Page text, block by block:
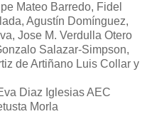
Mateo Barredo, Fidel
Agustín Domínguez,
Jose M. Verdulla Otero
Salazar-Simpson,
de Artiñano Luis Collar y
Diaz Iglesias AEC
Morla